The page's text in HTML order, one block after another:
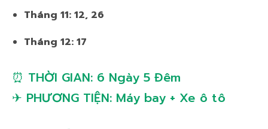
Tháng 11: 12, 26
Tháng 12: 17
⏰ THỜI GIAN: 6 Ngày 5 Đêm
✈ PHƯƠNG TIỆN: Máy bay + Xe ô tô